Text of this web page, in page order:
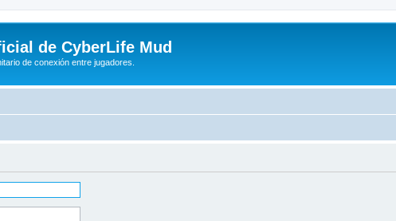
de CyberLife Mud
de conexión entre jugadores.